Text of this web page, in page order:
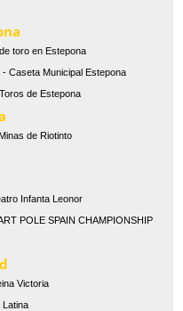
toro en Estepona
- Caseta Municipal Estepona
de Estepona
de Riotinto
Infanta Leonor
POLE SPAIN CHAMPIONSHIP
Victoria
Latina